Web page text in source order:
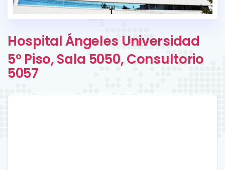
Hospital Ángeles Universidad
5º Piso, Sala 5050, Consultorio
5057